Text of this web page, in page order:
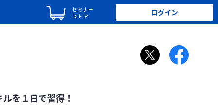
セミナー
ストア
ログイン
を１日で習得！